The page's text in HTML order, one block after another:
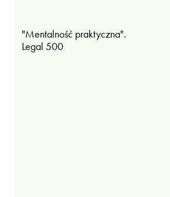
"Mentalność praktyczna".
Legal 500